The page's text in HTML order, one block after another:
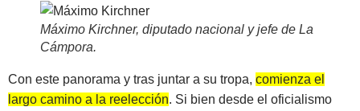
Máximo Kirchner, diputado nacional y jefe de La
Cámpora.
Con este panorama y tras juntar a su tropa, comienza el
largo camino a la reelección. Si bien desde el oficialismo